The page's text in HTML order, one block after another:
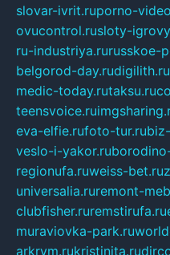
slovar-ivrit.ruporno-
ovucontrol.rusloty-
ru-industriya.rurusskoe-
belgorod-day.rudigilith.ru
medic-today.rutaksu.ru
teensvoice.ru
eva-elfie.rufoto-tur.ru
veslo-i-yakor.ru
regionufa.ruweiss-bet.ru
universalia.ruremont-
clubfisher.ruremstirufa.ru
muraviovka-park.ru
arkrym.rukristinita.ru